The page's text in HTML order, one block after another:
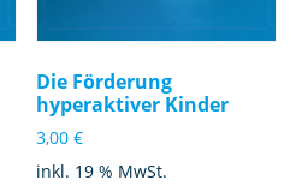
Die Förderung
hyperaktiver Kinder
3,00€
inkl. 19 % MwSt.